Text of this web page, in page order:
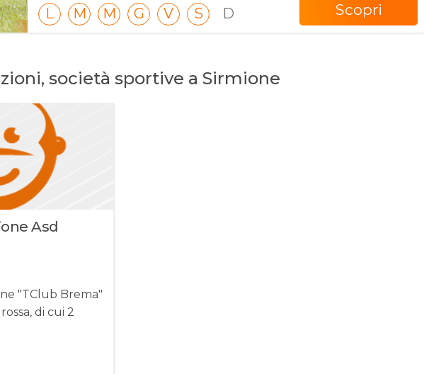
L M M G V S D Scopri
società sportive a Sirmione
Asd
"TClub Brema"
di cui 2